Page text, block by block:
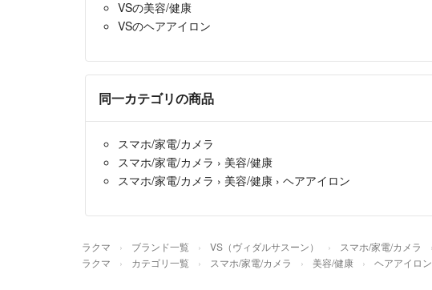
VSの美容/健康
VSのヘアアイロン
同一カテゴリの商品
スマホ/家電/カメラ
スマホ/家電/カメラ › 美容/健康
スマホ/家電/カメラ › 美容/健康 › ヘアアイロン
ラクマ ブランド一覧 VS（ヴィダルサスーン） スマホ/家電/カメラ
ラクマ カテゴリ一覧 スマホ/家電/カメラ 美容/健康 ヘアアイロン